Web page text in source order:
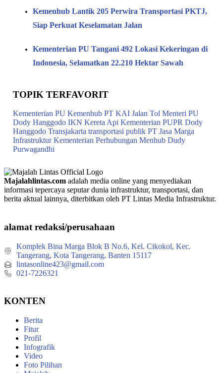
Kemenhub Lantik 205 Perwira Transportasi PKTJ,
Siap Perkuat Keselamatan Jalan
Kementerian PU Tangani 492 Lokasi Kekeringan di
Indonesia, Selamatkan 22.210 Hektar Sawah
TOPIK TERFAVORIT
Kementerian PU Kemenhub PT KAI Jalan Tol Menteri PU
Dody Hanggodo IKN Kereta Api Kementerian PUPR Dody
Hanggodo Transjakarta transportasi publik PT Jasa Marga
Infrastruktur Kementerian Perhubungan Menhub Dudy
Purwagandhi
Majalahlintas.com adalah media online yang menyediakan
informasi tepercaya seputar dunia infrastruktur, transportasi, dan
berita aktual lainnya, diterbitkan oleh PT Lintas Media Infrastruktur.
alamat redaksi/perusahaan
Komplek Bina Marga Blok B No.6, Kel. Cikokol, Kec.
Tangerang, Kota Tangerang, Banten 15117
lintasonline423@gmail.com
021-7226321
KONTEN
Berita
Fitur
Profil
Infografik
Video
Foto Pilihan